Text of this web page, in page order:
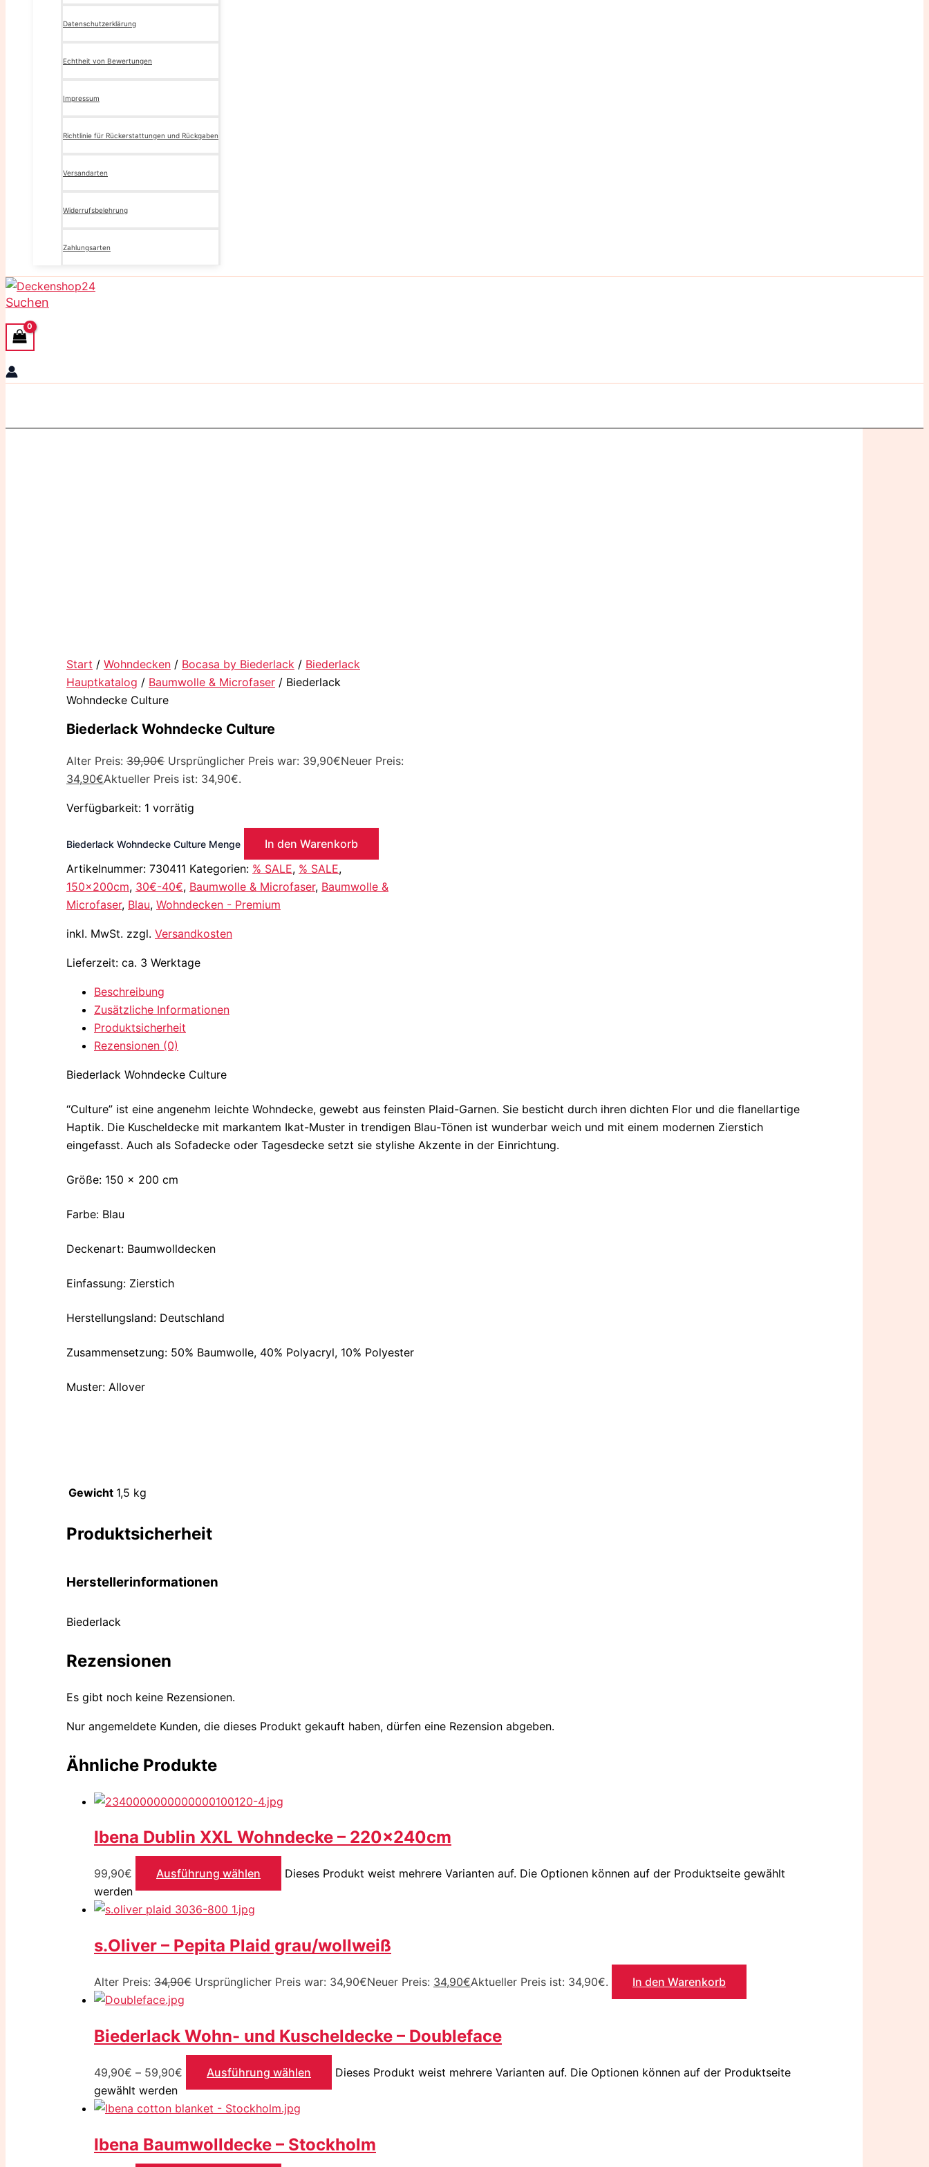
Datenschutzerklärung
Echtheit von Bewertungen
Impressum
Richtlinie für Rückerstattungen und Rückgaben
Versandarten
Widerrufsbelehrung
Zahlungsarten
Suchen
Start / Wohndecken / Bocasa by Biederlack / Biederlack
Hauptkatalog / Baumwolle & Microfaser / Biederlack
Wohndecke Culture
Biederlack Wohndecke Culture
Alter Preis: 39,90€ Ursprünglicher Preis war: 39,90€Neuer Preis:
34,90€Aktueller Preis ist: 34,90€.
Verfügbarkeit: 1 vorrätig
Biederlack Wohndecke Culture Menge
In den Warenkorb
Artikelnummer: 730411 Kategorien: % SALE, % SALE,
150x200cm, 30€-40€, Baumwolle & Microfaser, Baumwolle &
Microfaser, Blau, Wohndecken - Premium
inkl. MwSt. zzgl. Versandkosten
Lieferzeit: ca. 3 Werktage
Beschreibung
Zusätzliche Informationen
Produktsicherheit
Rezensionen (0)
Biederlack Wohndecke Culture
“Culture” ist eine angenehm leichte Wohndecke, gewebt aus feinsten Plaid-Garnen. Sie besticht durch ihren dichten Flor und die flanellartige
Haptik. Die Kuscheldecke mit markantem Ikat-Muster in trendigen Blau-Tönen ist wunderbar weich und mit einem modernen Zierstich
eingefasst. Auch als Sofadecke oder Tagesdecke setzt sie stylishe Akzente in der Einrichtung.
Größe: 150 x 200 cm
Farbe: Blau
Deckenart: Baumwolldecken
Einfassung: Zierstich
Herstellungsland: Deutschland
Zusammensetzung: 50% Baumwolle, 40% Polyacryl, 10% Polyester
Muster: Allover
Gewicht 1,5 kg
Produktsicherheit
Herstellerinformationen
Biederlack
Rezensionen
Es gibt noch keine Rezensionen.
Nur angemeldete Kunden, die dieses Produkt gekauft haben, dürfen eine Rezension abgeben.
Ähnliche Produkte
Ibena Dublin XXL Wohndecke – 220x240cm
99,90€ Ausführung wählen
Dieses Produkt weist mehrere Varianten auf. Die Optionen können auf der Produktseite gewählt
werden
s.Oliver – Pepita Plaid grau/wollweiß
Alter Preis: 34,90€ Ursprünglicher Preis war: 34,90€Neuer Preis: 34,90€Aktueller Preis ist: 34,90€. In den Warenkorb
Biederlack Wohn- und Kuscheldecke – Doubleface
49,90€ – 59,90€ Ausführung wählen
Dieses Produkt weist mehrere Varianten auf. Die Optionen können auf der Produktseite
gewählt werden
Ibena Baumwolldecke – Stockholm